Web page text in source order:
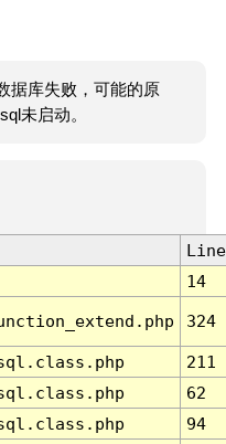
据库失败，可能的原
未启动。
Line
14
324
211
62
94